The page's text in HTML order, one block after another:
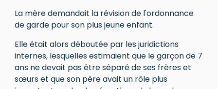
La mère demandait la révision de l'ordonnance
de garde pour son plus jeune enfant.
Elle était alors déboutée par les juridictions
internes, lesquelles estimaient que le garçon de 7
ans ne devait pas être séparé de ses frères et
sœurs et que son père avait un rôle plus